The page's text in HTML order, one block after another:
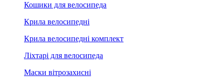
Кошики для велосипеда
Крила велосипедні
Крила велосипедні комплект
Ліхтарі для велосипеда
Маски вітрозахисні